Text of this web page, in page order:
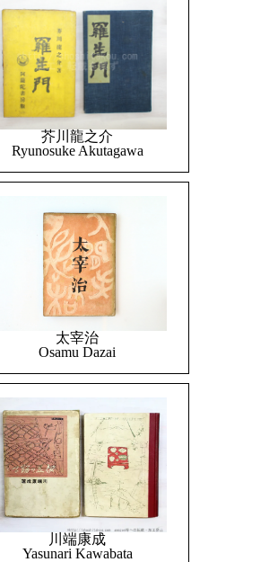
芥川龍之介
Ryunosuke Akutagawa
太宰治
Osamu Dazai
川端康成
Yasunari Kawabata